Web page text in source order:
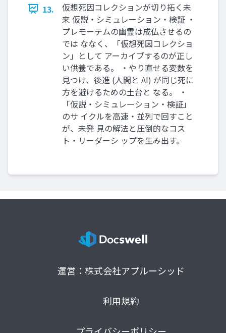
13.
仮想死因コレクションが切り拓く未
来 仮説・シミュレーション・検証 ・
プレモーテムの幽霊は成仏させるの
では ななく、「仮想死因コレクショ
ン」として アーカイブするのが正し
い供養である。 ・やり直せる変数を
見つけ、後進 (人間と AI) が同じ死に
方を避けるための土台と なる。 ・
「仮説・シミュレーション・検証」
のサ イクルを高速・並列で回すこと
が、未発 見の解法と圧倒的なコス
ト・リーダーシ ップを生み出す。
運営：株式会社アプルーシッド
利用規約